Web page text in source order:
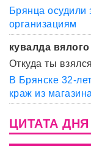
Брянца осудили
организациям
кувалда вялого
Откуда ты
В Брянске 32-
краж из магазина
ЦИТАТА ДНЯ